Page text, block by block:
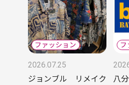
2026.07.25
ジョンブル リメイク
八